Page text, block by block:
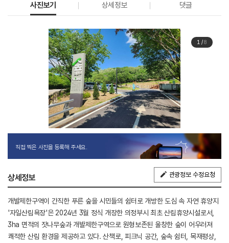
사진보기 상세정보 댓글
1/8
직접 찍은 사진을 등록해 주세요.
상세정보 관광정보 수정요청
개발제한구역이 간직한 푸른 숲을 시민들의 쉼터로 개방한 도심 속 자연 휴양지
'자일산림욕장'은 2024년 3월 정식 개장한 의정부시 최초 산림휴양시설로서,
3ha 면적의 잣나무숲과 개발제한구역으로 원형보존된 울창한 숲이 어우러져
쾌적한 산림 환경을 제공하고 있다. 산책로, 피크닉 공간, 숲속 쉼터, 목재평상,